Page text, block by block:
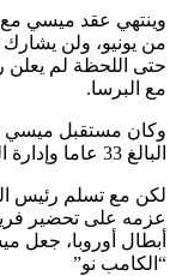
وينتهي عقد ميسي مع
من يونيو، ولن يشارك
حتى اللحظة لم يعلن
مع البرسا.
وكان مستقبل ميسي
البالغ 33 عاما وإدارة النادي السابقة.
لكن مع تسلم رئيس
عزمه على تحضير
أبطال أوروبا، جعل
“الكامب نو”